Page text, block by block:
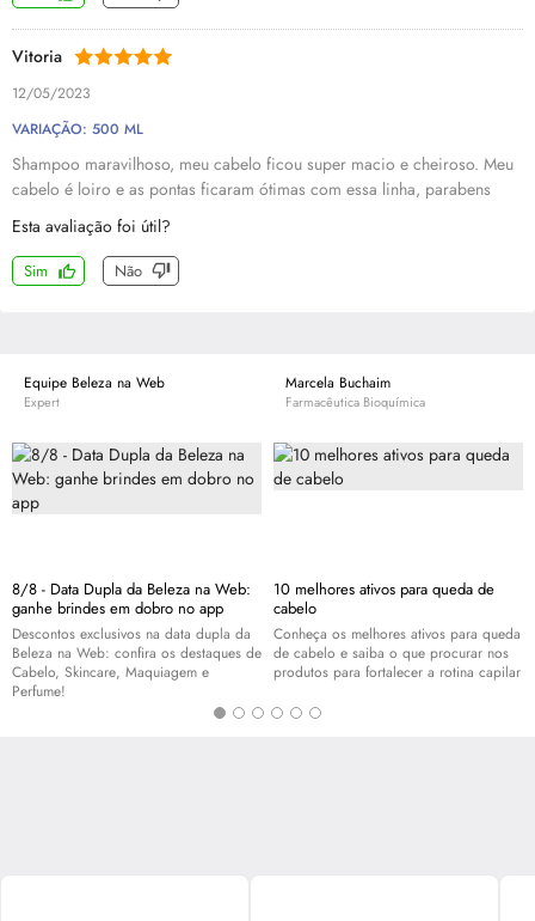
Vitoria
12/05/2023
VARIAÇÃO: 500 ML
Shampoo maravilhoso, meu cabelo ficou super macio e cheiroso. Meu
cabelo é loiro e as pontas ficaram ótimas com essa linha, parabens
Esta avaliação foi útil?
Sim Não
Equipe Beleza na Web
Expert
8/8 - Data Dupla da Beleza na Web:
ganhe brindes em dobro no app
Descontos exclusivos na data dupla da
Beleza na Web: confira os destaques de
Cabelo, Skincare, Maquiagem e
Perfume!
Marcela Buchaim
Farmacêutica Bioquímica
10 melhores ativos para queda de
cabelo
Conheça os melhores ativos para queda
de cabelo e saiba o que procurar nos
produtos para fortalecer a rotina capilar